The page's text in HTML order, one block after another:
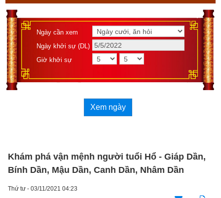
Ngày cần xem
Ngày khởi sự (DL)
Giờ khởi sự
Xem ngày
Khám phá vận mệnh người tuổi Hổ - Giáp Dần,
Bính Dần, Mậu Dần, Canh Dần, Nhâm Dần
Thứ tư - 03/11/2021 04:23